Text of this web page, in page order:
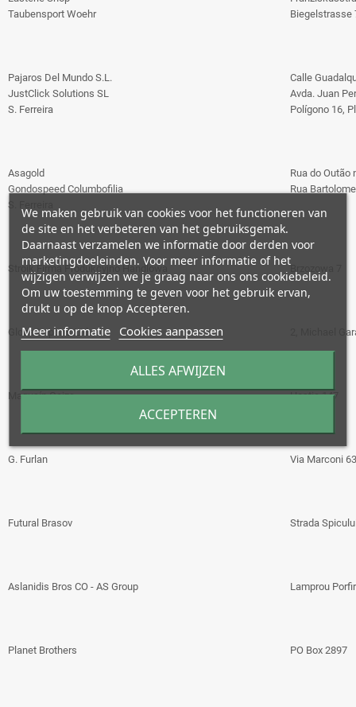
Taubensport Woehr
Biegelstrasse
Pajaros Del Mundo S.L.
Calle
JustClick Solutions SL
Avda. Juan
S. Ferreira
Polígono 16,
Asagold
Rua do Outão
Gondospeed Columbofilia
Rua
S. Ferreira
Stroik Firma Produkcyjno Handlowa Brzozowa 7
Globe Imports Ltd 2, Michael
Magusín Gejza Hostie 147
G. Furlan Via Marconi 63
Futural Brasov Strada
Aslanidis Bros CO - AS Group Lamprou
Planet Brothers PO Box 2897
We maken gebruik van cookies voor het functioneren van
de site en het verbeteren van het gebruiksgemak.
Daarnaast verzamelen we informatie door derden voor
marketingdoeleinden. Voor meer informatie of het
wijzigen verwijzen we je graag naar ons ons cookiebeleid.
Om uw toestemming te geven voor het gebruik ervan,
drukt u op de knop Accepteren.
Meer informatie Cookies aanpassen
ALLES AFWIJZEN
ACCEPTEREN